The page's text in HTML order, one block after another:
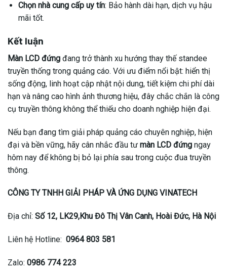
Chọn nhà cung cấp uy tín: Bảo hành dài hạn, dịch vụ hậu
mãi tốt.
Kết luận
Màn LCD đứng đang trở thành xu hướng thay thế standee
truyền thống trong quảng cáo. Với ưu điểm nổi bật: hiển thị
sống động, linh hoạt cập nhật nội dung, tiết kiệm chi phí dài
hạn và nâng cao hình ảnh thương hiệu, đây chắc chắn là công
cụ truyền thông không thể thiếu cho doanh nghiệp hiện đại.
Nếu bạn đang tìm giải pháp quảng cáo chuyên nghiệp, hiện
đại và bền vững, hãy cân nhắc đầu tư màn LCD đứng ngay
hôm nay để không bị bỏ lại phía sau trong cuộc đua truyền
thông.
CÔNG TY TNHH GIẢI PHÁP VÀ ỨNG DỤNG VINATECH
Địa chỉ: Số 12, LK29,Khu Đô Thị Vân Canh, Hoài Đức, Hà Nội
Liên hệ Hotline: 0964 803 581
Zalo: 0986 774 223